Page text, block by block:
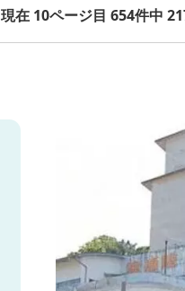
現在 10ページ目 654件中